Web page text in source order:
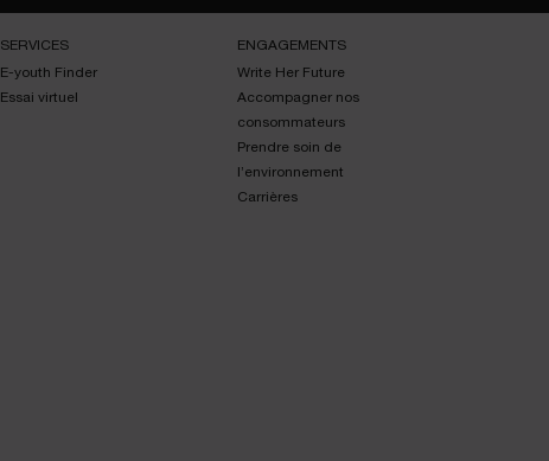
SERVICES
E-youth Finder
Essai virtuel
ENGAGEMENTS
Write Her Future
Accompagner nos
consommateurs
Prendre soin de
l’environnement
Carrières